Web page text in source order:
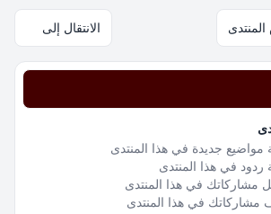
الانتقال إلى
مواضيع جديدة في هذا المنتدى
ردود في هذا المنتدى
مشاركاتك في هذا المنتدى
مشاركاتك في هذا المنتدى